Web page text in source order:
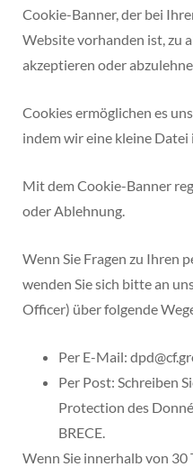
Cookie-Banner, der bei
Website vorhanden ist, zu
akzeptieren oder
Cookies ermöglichen es
indem wir eine kleine
Mit dem Cookie-Banner
oder Ablehnung.
Wenn Sie Fragen zu Ihren
wenden Sie sich bitte an
Officer) über folgende
Per E-Mail:
Per Post: Schreiben
Protection des
BRECE.
Wenn Sie innerhalb von